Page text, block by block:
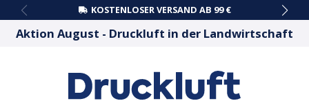
springen KOSTENLOSER VERSAND AB 99 €
Aktion August - Druckluft in der Landwirtschaft